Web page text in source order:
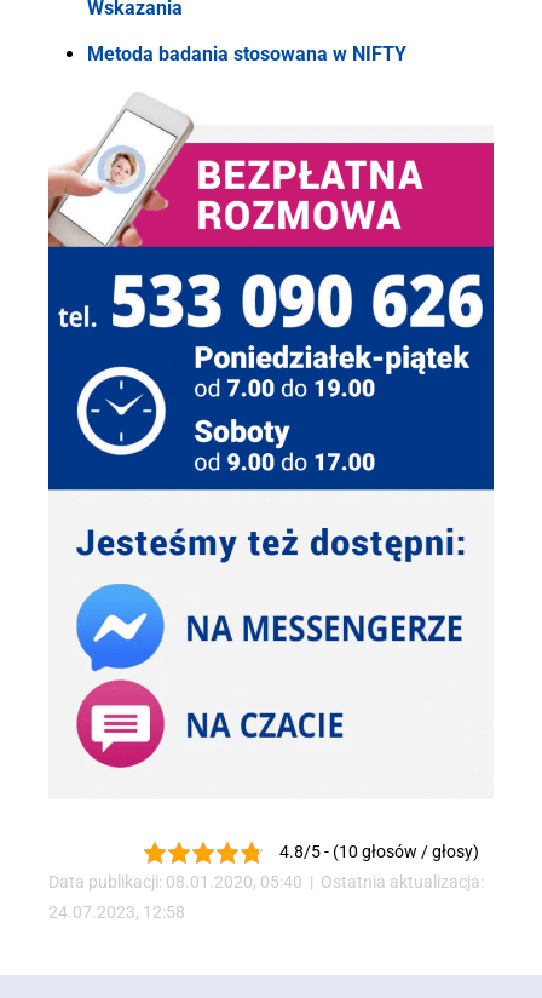
Wskazania
Metoda badania stosowana w NIFTY
4.8/5 - (10 głosów / głosy)
Data publikacji: 08.01.2020, 05:40 | Ostatnia aktualizacja:
24.07.2023, 12:58